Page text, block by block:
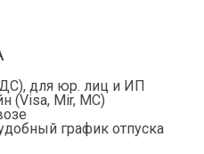
для юр. лиц и ИП
(Visa, Mir, МС)
график отпуска